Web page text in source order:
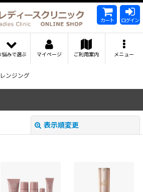
カート ログイン
悩みで選ぶ マイページ ご利用案内 メニュー
ンジング
表示順変更